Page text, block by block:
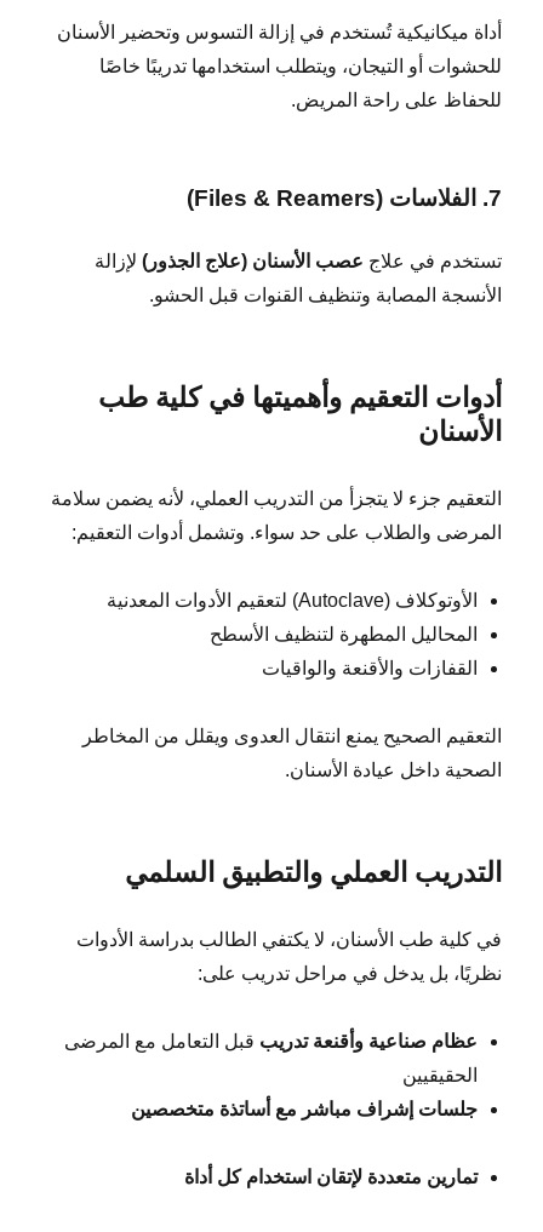
أداة ميكانيكية تُستخدم في إزالة التسوس وتحضير الأسنان
للحشوات أو التيجان، ويتطلب استخدامها تدريبًا خاصًا
للحفاظ على راحة المريض.
7. الفلاسات (Files & Reamers)
تستخدم في علاج عصب الأسنان (علاج الجذور) لإزالة
الأنسجة المصابة وتنظيف القنوات قبل الحشو.
أدوات التعقيم وأهميتها في كلية طب
الأسنان
التعقيم جزء لا يتجزأ من التدريب العملي، لأنه يضمن سلامة
المرضى والطلاب على حد سواء. وتشمل أدوات التعقيم:
الأوتوكلاف (Autoclave) لتعقيم الأدوات المعدنية
المحاليل المطهرة لتنظيف الأسطح
القفازات والأقنعة والواقيات
التعقيم الصحيح يمنع انتقال العدوى ويقلل من المخاطر
الصحية داخل عيادة الأسنان.
التدريب العملي والتطبيق السلمي
في كلية طب الأسنان، لا يكتفي الطالب بدراسة الأدوات
نظريًا، بل يدخل في مراحل تدريب على:
عظام صناعية وأقنعة تدريب قبل التعامل مع المرضى
الحقيقيين
جلسات إشراف مباشر مع أساتذة متخصصين
تمارين متعددة لإتقان استخدام كل أداة